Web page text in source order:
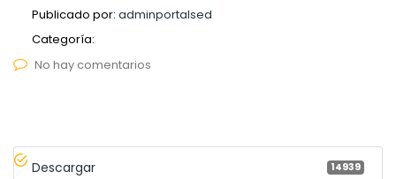
Publicado por: adminportalsed
Categoría:
No hay comentarios
Descargar 14939